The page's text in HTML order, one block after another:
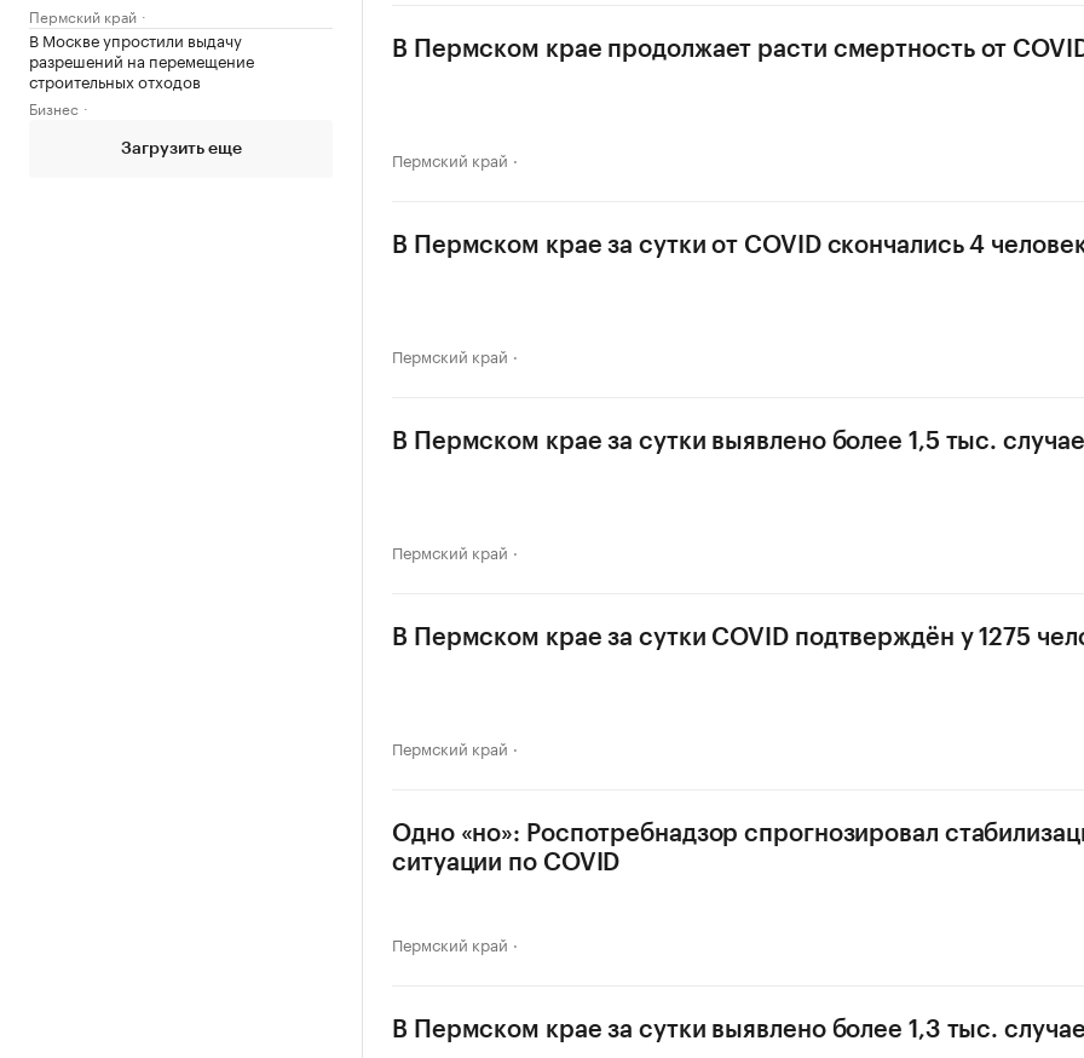
Пермский край
В Москве упростили выдачу
разрешений на перемещение
строительных отходов
Бизнес
Загрузить еще
В Пермском крае продолжает расти смертность от
Пермский край
В Пермском крае за сутки от COVID скончались 4
Пермский край
В Пермском крае за сутки выявлено более 1,5 тыс.
Пермский край
В Пермском крае за сутки COVID подтверждён у 1275
Пермский край
Одно «но»: Роспотребнадзор спрогнозировал
ситуации по COVID
Пермский край
В Пермском крае за сутки выявлено более 1,3 тыс.